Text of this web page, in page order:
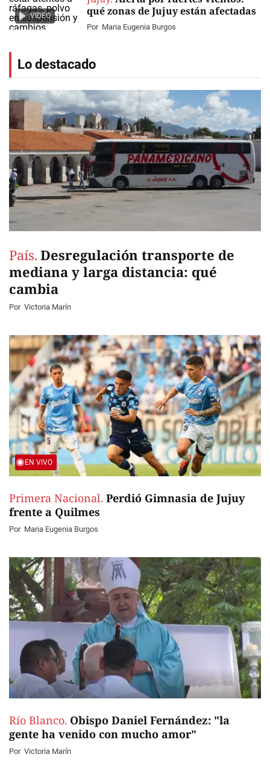
VIDEO
qué zonas de Jujuy están afectadas
Por Maria Eugenia Burgos
Lo destacado
País. Desregulación transporte de
mediana y larga distancia: qué
cambia
Por Victoria Marín
EN VIVO
Primera Nacional. Perdió Gimnasia de Jujuy
frente a Quilmes
Por Maria Eugenia Burgos
Río Blanco. Obispo Daniel Fernández: "la
gente ha venido con mucho amor"
Por Victoria Marín